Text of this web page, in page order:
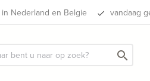
Nederland en Belgie done vandaag
search